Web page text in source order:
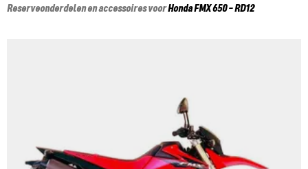
Reserveonderdelen en accessoires voorHondaFMX 650 - RD12